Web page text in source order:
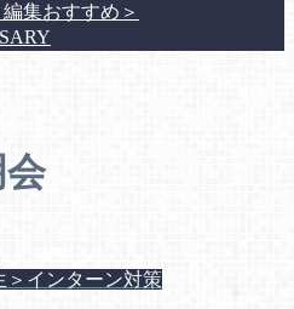
編集おすすめ＞
＞インターン対策